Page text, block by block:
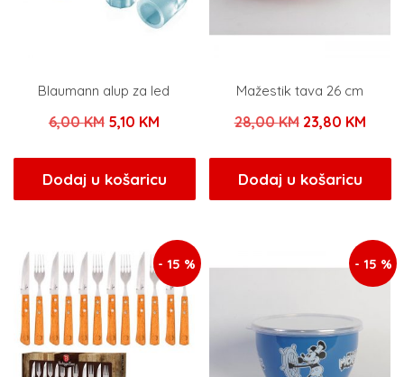
Blaumann alup za led
6,00KM Izvorna
bila
je:
5,10 KMTrenutna
je:
5,10 KM.
Dodaj u košaricu
Mažestik tava 26 cm
28,00KM Izvorna
bila
je:
23,80 KM
Dodaj u košaricu
- 15 % - 15 %